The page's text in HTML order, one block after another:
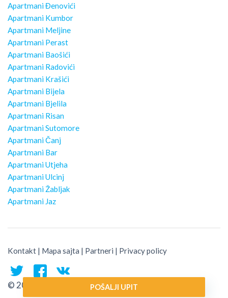
POŠALJI UPIT
Apartmani Đenovići
Apartmani Kumbor
Apartmani Meljine
Apartmani Perast
Apartmani Baošići
Apartmani Radovići
Apartmani Krašići
Apartmani Bijela
Apartmani Bjelila
Apartmani Risan
Apartmani Sutomore
Apartmani Čanj
Apartmani Bar
Apartmani Utjeha
Apartmani Ulcinj
Apartmani Žabljak
Apartmani Jaz
Kontakt | Mapa sajta | Partneri | Privacy policy
© 2026 Montenegro Traveler